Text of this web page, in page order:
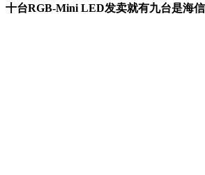
十台RGB-Mini LED发卖就有九台是海